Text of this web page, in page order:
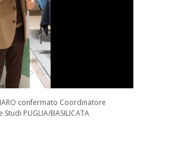
confermato Coordinatore
PUGLIA/BASILICATA